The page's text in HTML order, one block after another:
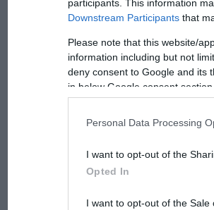
participants. This information
Downstream Participants that
Please note that this website/
information including but not
deny consent to Google and its
in below Google consent section.
Personal Data Processing
I want to opt-out of the
Opted In
I want to opt-out of the Sale